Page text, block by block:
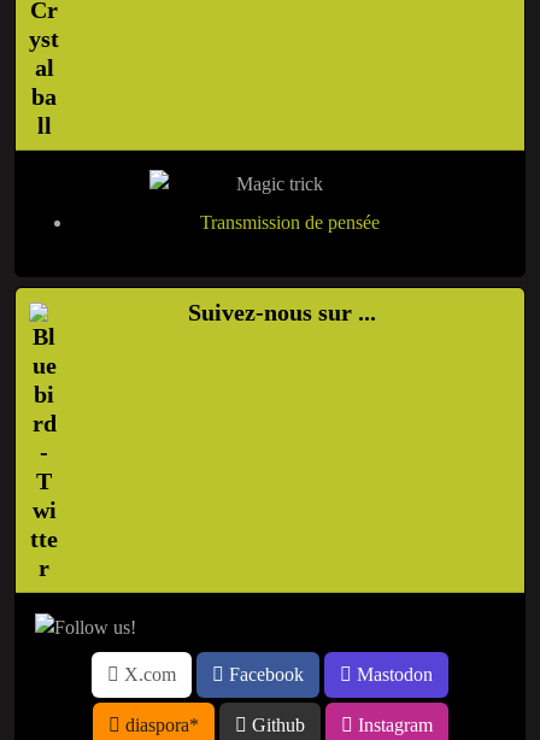
Transmission de pensée
Suivez-nous sur ...
X.com Facebook Mastodon
diaspora* Github Instagram